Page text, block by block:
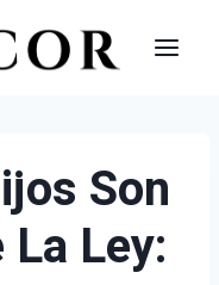
Son
Ley: